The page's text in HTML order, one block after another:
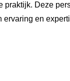
Deze
ervaring en